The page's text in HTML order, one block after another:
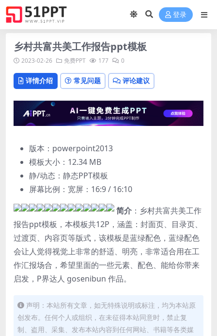
登录
乡村共富共美工作报告ppt模板
2023-02-26 免费PPT 177 0
详情介绍 常见问题 评论建议
版本：powerpoint2013
模板大小： 12.34 MB
静/动态：静态PPT模板
屏幕比例：宽屏：16:9 / 16:10
简介 ：乡村共富共美工作
报告ppt模板，本模板共12P，涵盖：封面页、目录页、
过渡页、内容页等版式，该模板是蓝绿配色，蓝绿配色
会让人觉得视觉上非常的舒适、明亮，非常适合用在工
作汇报场合，希望里面的一些元素、配色、能给你带来
启发，P界达人 gosenibun 作品。
声明：本站所有文章，如无特殊说明或标注，均为本站原
创发布。任何个人或组织，在未征得本站同意时，禁止复
制、盗用、采集、发布本站内容到任何网站、书籍等各类媒